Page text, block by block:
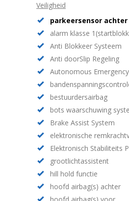
Veiligheid
parkeersensor achter
alarm klasse
Anti Blokkeer Systeem
Anti doorSlip Regeling
Autonomous
bestuurdersairbag
bots waarschuwing
Brake Assist System
elektronische
Elektronisch Stabiliteits
grootlichtassistent
hill hold functie
hoofd airbag(s) achter